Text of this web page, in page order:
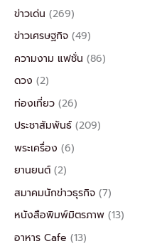
ข่าวเด่น (269)
ข่าวเศรษฐกิจ (49)
ความงาม แฟชั่น (86)
ดวง (2)
ท่องเที่ยว (26)
ประชาสัมพันธ์ (209)
พระเครื่อง (6)
ยานยนต์ (2)
สมาคมนักข่าวธุรกิจ (7)
หนังสือพิมพ์มิตรภาพ (13)
อาหาร Cafe (13)